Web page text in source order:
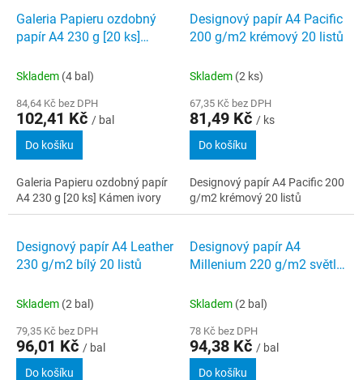
Galeria Papieru ozdobný
papír A4 230 g [20 ks]
Skladem (4 bal)
84,64 Kč bez DPH
102,41 Kč / bal
Do košíku
Galeria Papieru ozdobný papír
A4 230 g [20 ks] Kámen ivory
Designový papír A4 Pacific
200 g/m2 krémový 20 listů
Skladem (2 ks)
67,35 Kč bez DPH
81,49 Kč / ks
Do košíku
Designový papír A4 Pacific 200
g/m2 krémový 20 listů
Designový papír A4 Leather
230 g/m2 bílý 20 listů
Skladem (2 bal)
79,35 Kč bez DPH
96,01 Kč / bal
Do košíku
Designový papír A4
Millenium 220 g/m2 světle
Skladem (2 bal)
78 Kč bez DPH
94,38 Kč / bal
Do košíku